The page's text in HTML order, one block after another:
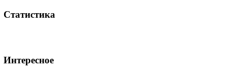
Статистика
Интересное